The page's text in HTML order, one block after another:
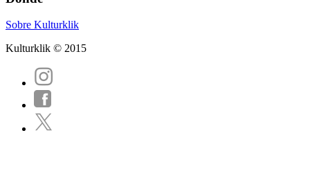
Sobre Kulturklik
Kulturklik © 2015